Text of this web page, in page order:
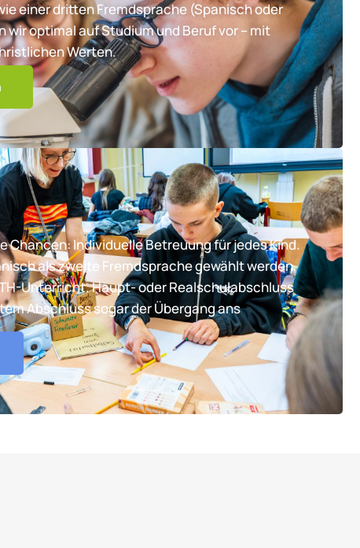
einer dritten Fremdsprache (Spanisch oder
wir optimal auf Studium und Beruf vor – mit
Werten.
Chancen: Individuelle Betreuung für jedes Kind.
als zweite Fremdsprache gewählt werden,
Unterricht. Haupt- oder Realschulabschluss
Abschluss sogar der Übergang ans